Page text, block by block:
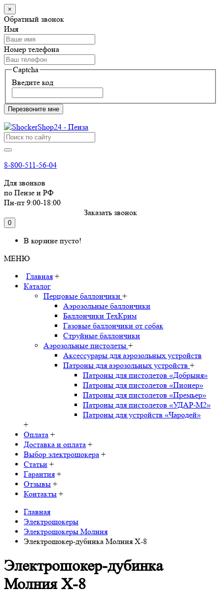
×
Обратный звонок
Имя
Номер телефона
Captcha
Введите код
Перезвоните мне
8-800-511-56-04
Для звонков
по Пензе и РФ
Пн-пт 9:00-18:00
Заказать звонок
0
В корзине пусто!
МЕНЮ
Главная +
Каталог
Перцовые баллончики +
Аэрозольные баллончики
Баллончики ТехКрим
Газовые баллончики от собак
Струйные баллончики
Аэрозольные пистолеты +
Аксессурары для аэрозольных устройств
Патроны для аэрозольных устройств +
Патроны для пистолетов «Добрыня»
Патроны для пистолетов «Пионер»
Патроны для пистолетов «Премьер»
Патроны для пистолетов «УДАР-M2»
Патроны для устройств «Чародей»
+
Оплата +
Доставка и оплата +
Выбор электрошокера +
Статьи +
Гарантия +
Отзывы +
Контакты +
Главная
Электрошокеры
Электрошокеры Молния
Электрошокер-дубинка Молния Х-8
Электрошокер-дубинка
Молния Х-8